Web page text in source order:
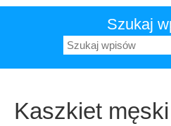
Szukaj
Szukaj:
Kaszkiet